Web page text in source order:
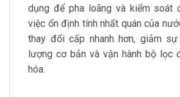
dụng để pha loãng và kiểm soát
việc ổn định tính nhất quán của
thay đổi cấp nhanh hơn, giảm
lượng cơ bản và vận hành bộ lọc
hóa.